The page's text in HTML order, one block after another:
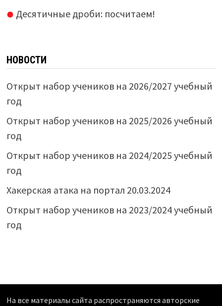
Десятичные дроби: посчитаем!
НОВОСТИ
Открыт набор учеников на 2026/2027 учебный
год
Открыт набор учеников на 2025/2026 учебный
год
Открыт набор учеников на 2024/2025 учебный
год
Хакерская атака на портал 20.03.2024
Открыт набор учеников на 2023/2024 учебный
год
На все материалы сайта распространяются авторские